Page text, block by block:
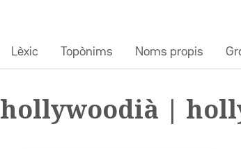
Lèxic Topònims Noms propis
hollywoodià |